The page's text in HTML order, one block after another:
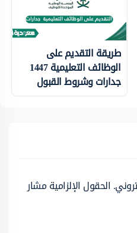
طريقة التقديم على
الوظائف التعليمية 1447
جدارات وشروط القبول
الحقول الإلزامية مشار